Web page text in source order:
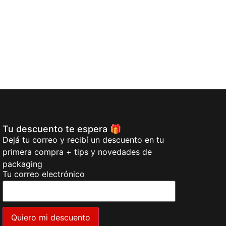
Tu descuento te espera 🎁
Dejá tu correo y recibí un descuento en tu
primera compra + tips y novedades de
packaging
Tu correo electrónico